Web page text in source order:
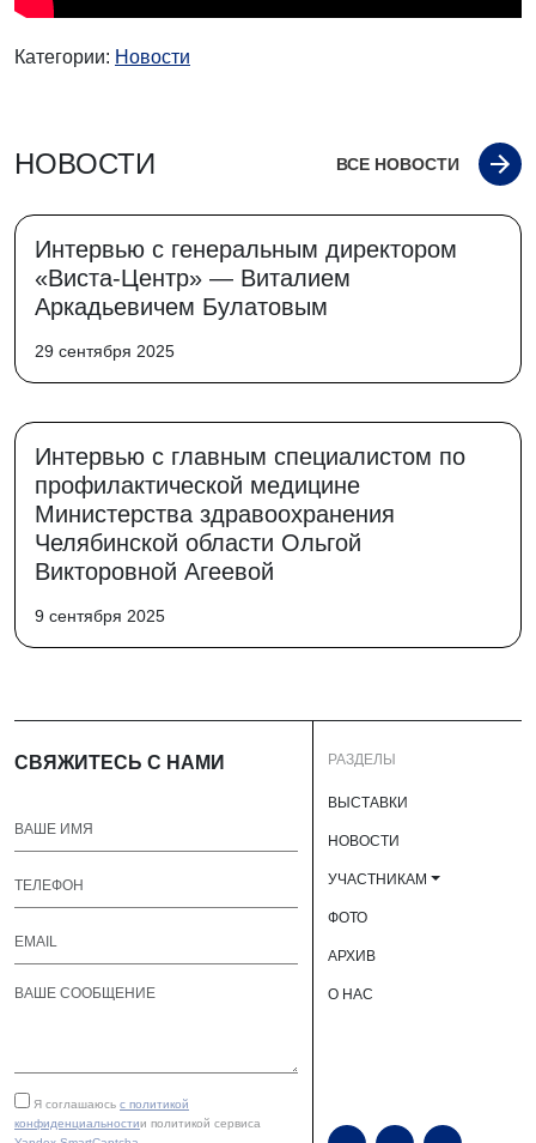
Категории: Новости
НОВОСТИ ВСЕ НОВОСТИ
Интервью с генеральным директором
«Виста-Центр» — Виталием
Аркадьевичем Булатовым
29 сентября 2025
Интервью с главным специалистом по
профилактической медицине
Министерства здравоохранения
Челябинской области Ольгой
Викторовной Агеевой
9 сентября 2025
СВЯЖИТЕСЬ С НАМИ
Я соглашаюсь с политикой
конфиденциальностии политикой сервиса
РАЗДЕЛЫ
ВЫСТАВКИ
НОВОСТИ
УЧАСТНИКАМ
ФОТО
АРХИВ
О НАС